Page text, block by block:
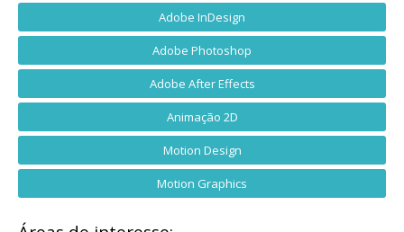
Adobe InDesign
Adobe Photoshop
Adobe After Effects
Animação 2D
Motion Design
Motion Graphics